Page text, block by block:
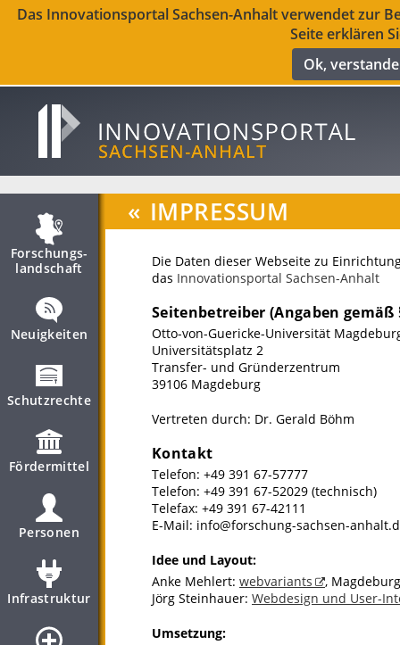
Das Innovationsportal Sachsen-Anhalt verwendet zur
Seite erklären
Ok,
Forschungs­
landschaft
Neuigkeiten
Schutzrechte
Fördermittel
Personen
Infrastruktur
« IMPRESSUM
Die Daten dieser Webseite zu
das Innovationsportal Sachsen-Anhalt
Seitenbetreiber (Angaben gemäß
Otto-von-Guericke-Universität
Universitätsplatz 2
Transfer- und Gründerzentrum
39106 Magdeburg
Vertreten durch: Dr. Gerald Böhm
Kontakt
Telefon: +49 391 67-57777
Telefon: +49 391 67-52029 (technisch)
Telefax: +49 391 67-42111
E-Mail: info@forschung-sachsen-
Idee und Layout:
Anke Mehlert: webvariants
, Magdeburg
Jörg Steinhauer: Webdesign und User-
Umsetzung: